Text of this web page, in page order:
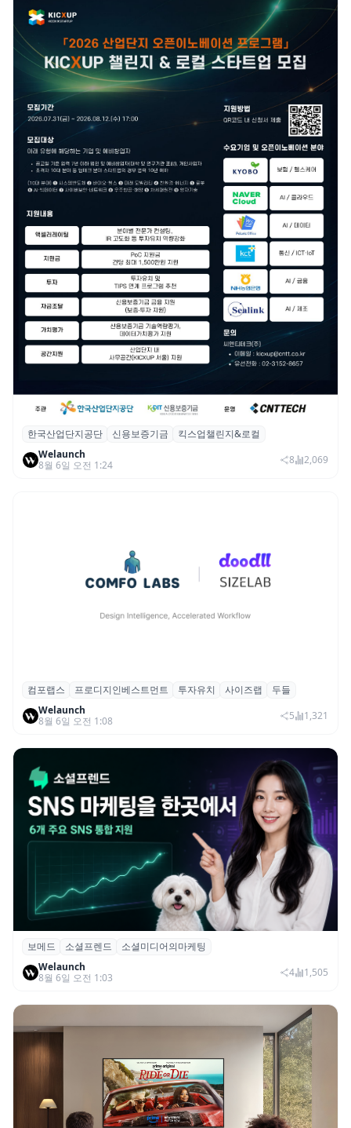
산단공·신보, 2026 ‘킥스업 챌린지&로컬’ 참
여 스타트업 모집
한국산업단지공단 신용보증기금
킥스업챌린지&로컬
Welaunch
8월 6일 오전 1:24
8 2,069
컴포랩스, 프로디지인베스트먼트로부터 시
드 투자 유치
컴포랩스 프로디지인베스트먼트 투자유치 사이즈랩
두들
Welaunch
8월 6일 오전 1:08
5 1,321
보메드 ‘소셜프렌드’, 유튜브·인스타 등 6개
SNS 마케팅 통합 지원
보메드 소셜프렌드
소셜미디어의마케팅
Welaunch
8월 6일 오전 1:03
4 1,505